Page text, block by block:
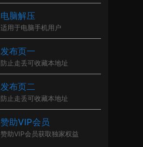
电脑解压
适用于电脑手机用户
发布页一
防止走丢可收藏本地址
发布页二
防止走丢可收藏本地址
赞助VIP会员
赞助VIP会员获取独家权益